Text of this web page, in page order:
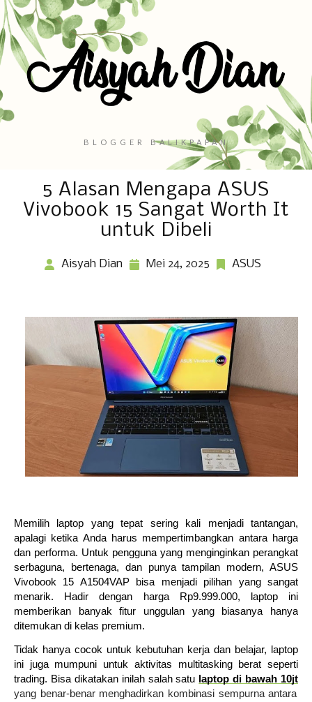
BLOGGER BALIKPAPAN
5 Alasan Mengapa ASUS
Vivobook 15 Sangat Worth It
untuk Dibeli
Aisyah Dian Mei 24, 2025 ASUS
Memilih laptop yang tepat sering kali menjadi tantangan,
apalagi ketika Anda harus mempertimbangkan antara harga
dan performa. Untuk pengguna yang menginginkan perangkat
serbaguna, bertenaga, dan punya tampilan modern, ASUS
Vivobook 15 A1504VAP bisa menjadi pilihan yang sangat
menarik. Hadir dengan harga Rp9.999.000, laptop ini
memberikan banyak fitur unggulan yang biasanya hanya
ditemukan di kelas premium.
Tidak hanya cocok untuk kebutuhan kerja dan belajar, laptop
ini juga mumpuni untuk aktivitas multitasking berat seperti
trading. Bisa dikatakan inilah salah satu laptop di bawah 10jt
yang benar-benar menghadirkan kombinasi sempurna antara